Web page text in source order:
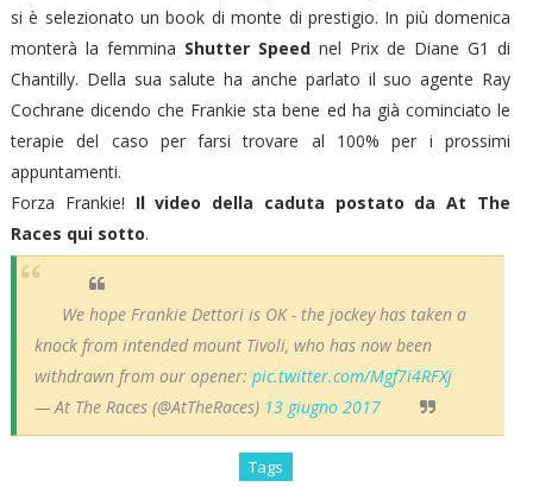
si è selezionato un book di monte di prestigio. In più domenica
monterà la femmina Shutter Speednel Prix de Diane G1 di
Chantilly. Della sua salute ha anche parlato il suo agente Ray
Cochrane dicendo che Frankie sta bene ed ha già cominciato le
terapie del caso per farsi trovare al 100% per i prossimi
appuntamenti.
Forza Frankie! Il video della caduta postato da At The
Races qui sotto.
We hope Frankie Dettori is OK - the jockey has taken a
knock from intended mount Tivoli, who has now been
withdrawn from our opener: pic.twitter.com/Mgf7i4RFXj
— At The Races (@AtTheRaces) 13 giugno 2017
Tags